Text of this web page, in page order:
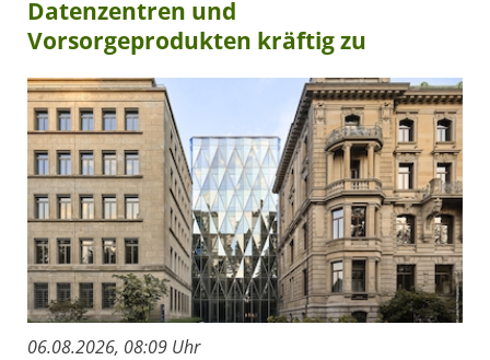
Datenzentren und
Vorsorgeprodukten kräftig zu
06.08.2026, 08:09 Uhr